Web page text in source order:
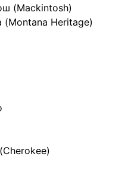
(Mackintosh)
Heritage)